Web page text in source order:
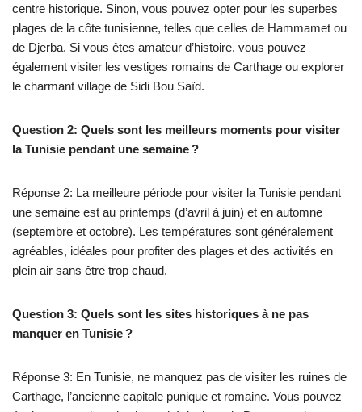
centre historique. Sinon, vous pouvez opter pour les superbes
plages de la côte tunisienne, telles que celles de Hammamet ou
de Djerba. Si vous êtes amateur d’histoire, vous pouvez
également visiter les vestiges romains de Carthage ou explorer
le charmant village de Sidi Bou Saïd.
Question 2: Quels sont les meilleurs moments pour visiter
la Tunisie pendant une semaine ?
Réponse 2: La meilleure période pour visiter la Tunisie pendant
une semaine est au printemps (d’avril à juin) et en automne
(septembre et octobre). Les températures sont généralement
agréables, idéales pour profiter des plages et des activités en
plein air sans être trop chaud.
Question 3: Quels sont les sites historiques à ne pas
manquer en Tunisie ?
Réponse 3: En Tunisie, ne manquez pas de visiter les ruines de
Carthage, l’ancienne capitale punique et romaine. Vous pouvez